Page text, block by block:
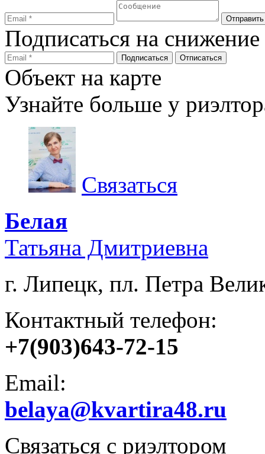
Подписаться на
Объект на карте
Узнайте больше у
Связаться
Белая
Татьяна Дмитриевна
г. Липецк, пл. Петра
Контактный телефон:
+7(903)643-72-15
Email:
belaya@kvartira48.ru
Связаться с риэлтором